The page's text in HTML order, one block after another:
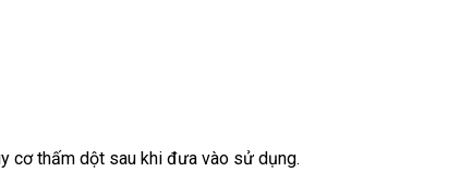
cơ thấm dột sau khi đưa vào sử dụng.